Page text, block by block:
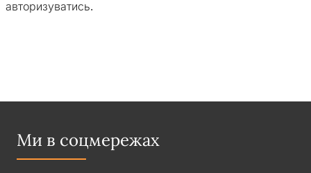
авторизуватись.
Ми в соцмережах